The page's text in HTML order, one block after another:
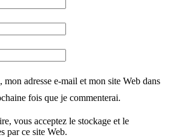
adresse e-mail et mon site Web dans
fois que je commenterai.
vous acceptez le stockage et le
par ce site Web.